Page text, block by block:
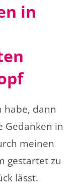
in
habe, dann
Gedanken in
meinen
gestartet zu
lässt.